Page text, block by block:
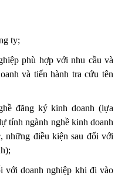
ty;
phù hợp với nhu cầu và
và tiến hành tra cứu tên
đăng ký kinh doanh (lựa
tính ngành nghề kinh doanh
những điều kiện sau đối với
với doanh nghiệp khi đi vào